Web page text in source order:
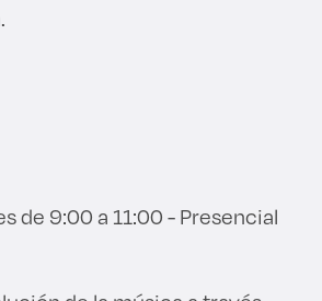
de 9:00 a 11:00 - Presencial